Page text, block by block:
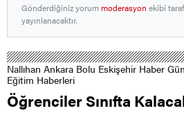
Gönderdiğiniz yorummoderasyon ekibi
yayınlanacaktır.
Nallıhan Ankara Bolu Eskişehir Haber
Eğitim Haberleri
Öğrenciler Sınıfta